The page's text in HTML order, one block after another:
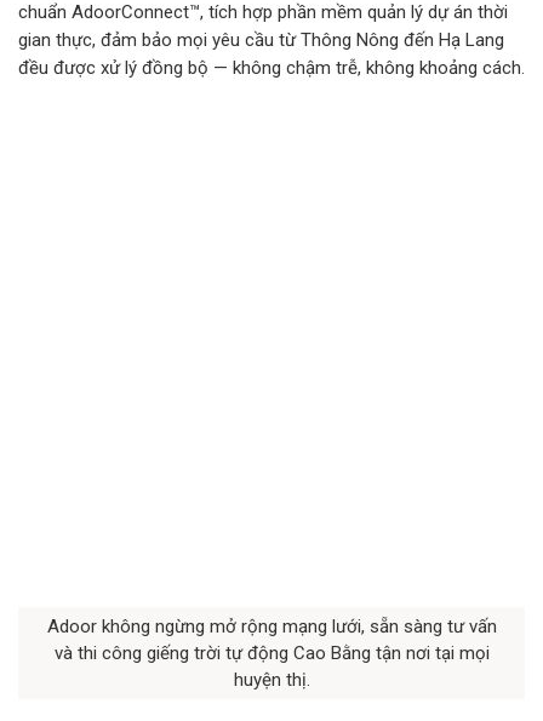
chuẩn AdoorConnect™, tích hợp phần mềm quản lý dự án thời
gian thực, đảm bảo mọi yêu cầu từ Thông Nông đến Hạ Lang
đều được xử lý đồng bộ — không chậm trễ, không khoảng cách.
Adoor không ngừng mở rộng mạng lưới, sẵn sàng tư vấn
và thi công giếng trời tự động Cao Bằng tận nơi tại mọi
huyện thị.